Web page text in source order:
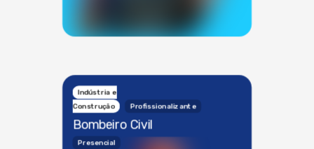
Indústria e
Construção
Profissionalizante
Bombeiro Civil
Presencial